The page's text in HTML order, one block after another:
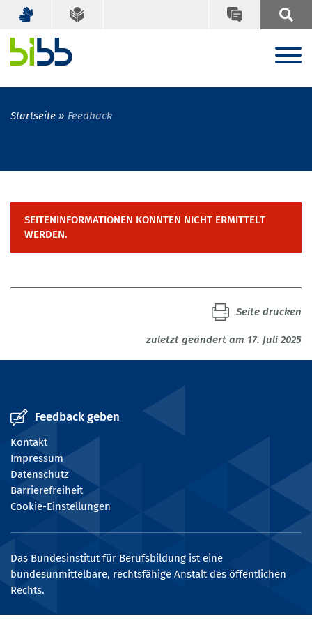
Startseite Feedback
SEITENINFORMATIONEN KONNTEN NICHT ERMITTELT
WERDEN.
zuletzt geändert am 17. Juli 2025
Seite drucken
Feedback geben
Kontakt
Impressum
Datenschutz
Barrierefreiheit
Cookie-Einstellungen
Das Bundesinstitut für Berufsbildung ist eine
bundesunmittelbare, rechtsfähige Anstalt des öffentlichen
Rechts.